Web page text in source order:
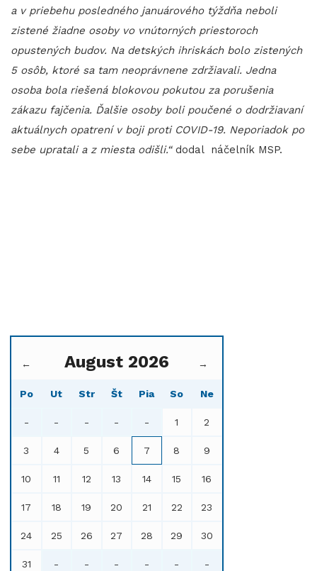
a v priebehu posledného januárového týždňa neboli
zistené žiadne osoby vo vnútorných priestoroch
opustených budov. Na detských ihriskách bolo zistených
5 osôb, ktoré sa tam neoprávnene zdržiavali. Jedna
osoba bola riešená blokovou pokutou za porušenia
zákazu fajčenia. Ďalšie osoby boli poučené o dodržiavaní
aktuálnych opatrení v boji proti COVID-19. Neporiadok po
sebe upratali a z miesta odišli.“ dodal náčelník MSP.
← August 2026 →
Po Ut Str Št Pia So Ne
- - - - - 1 2
3 4 5 6 7 8 9
10 11 12 13 14 15 16
17 18 19 20 21 22 23
24 25 26 27 28 29 30
31 - - - - - -